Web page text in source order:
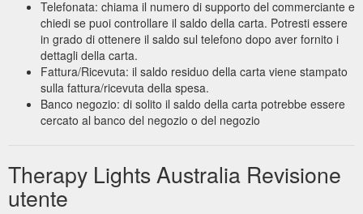
Telefonata: chiama il numero di supporto del commerciante e
chiedi se puoi controllare il saldo della carta. Potresti essere
in grado di ottenere il saldo sul telefono dopo aver fornito i
dettagli della carta.
Fattura/Ricevuta: il saldo residuo della carta viene stampato
sulla fattura/ricevuta della spesa.
Banco negozio: di solito il saldo della carta potrebbe essere
cercato al banco del negozio o del negozio
Therapy Lights Australia Revisione
utente